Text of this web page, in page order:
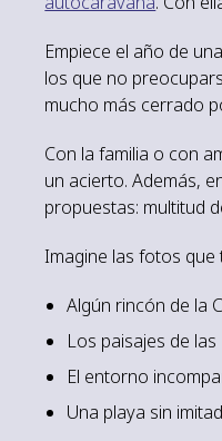
Empiece el año de
los que no
mucho más cerrado
Con la familia o con
un acierto. Además,
propuestas: multitud
Imagine las fotos que
Algún rincón de la
Los paisajes de las
El entorno
Una playa sin